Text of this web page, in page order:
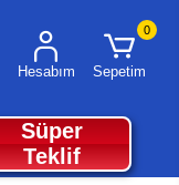
Hesabım
0
Sepetim
Süper
Teklif